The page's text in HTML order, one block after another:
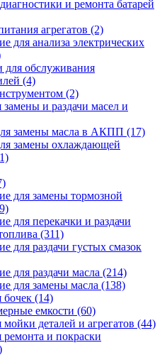
и ремонта батарей
агрегатов (2)
для анализа электрических
обслуживания
(4)
(2)
и раздачи масел и
замены масла в АКПП (17)
замены охлаждающей
для замены тормозной
для перекачки и раздачи
(311)
для раздачи густых смазок
для раздачи масла (214)
для замены масла (138)
бочек (14)
емкости (60)
деталей и агрегатов (44)
и покраски